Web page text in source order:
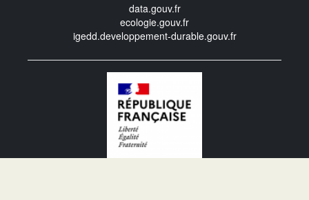
data.gouv.fr
ecologie.gouv.fr
igedd.developpement-durable.gouv.fr